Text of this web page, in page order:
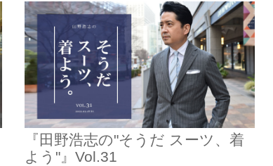
『田野浩志の"そうだ スーツ、着
よう"』Vol.31